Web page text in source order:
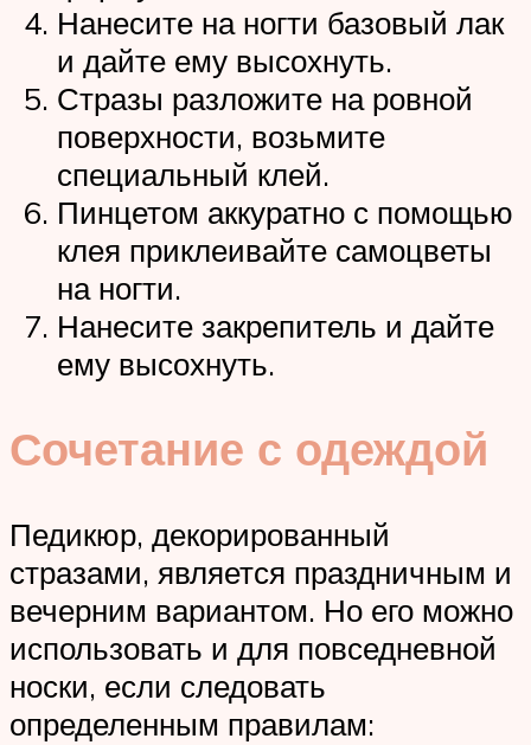
Нанесите на ногти базовый лак
и дайте ему высохнуть.
Стразы разложите на ровной
поверхности, возьмите
специальный клей.
Пинцетом аккуратно с помощью
клея приклеивайте самоцветы
на ногти.
Нанесите закрепитель и дайте
ему высохнуть.
Сочетание с одеждой
Педикюр, декорированный
стразами, является праздничным и
вечерним вариантом. Но его можно
использовать и для повседневной
носки, если следовать
определенным правилам: